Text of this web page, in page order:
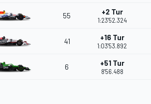
55 +2 Tur
1:23'52.324
41 +16 Tur
1:03'53.892
6 +51 Tur
8'56.488